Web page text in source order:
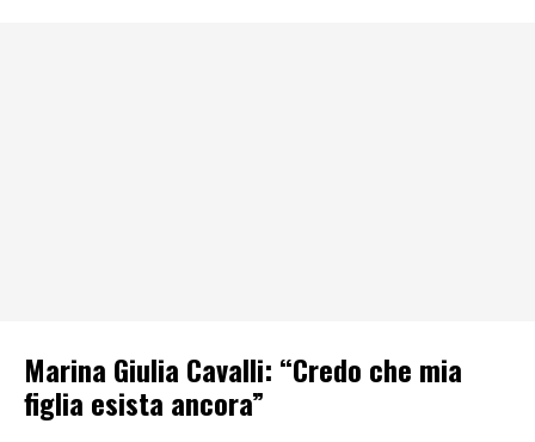
Marina Giulia Cavalli: “Credo che mia
figlia esista ancora”